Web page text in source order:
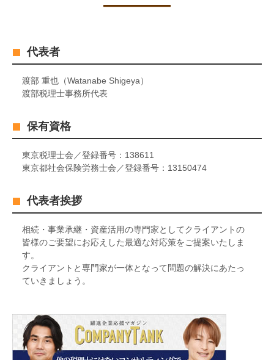
代表者
渡部 重也（Watanabe Shigeya）
渡部税理士事務所代表
保有資格
東京税理士会／登録番号：138611
東京都社会保険労務士会／登録番号：13150474
代表者挨拶
相続・事業承継・資産活用の専門家としてクライアントの
皆様のご要望にお応えした最適な対応策をご提案いたしま
す。
クライアントと専門家が一体となって問題の解決にあたっ
ていきましょう。